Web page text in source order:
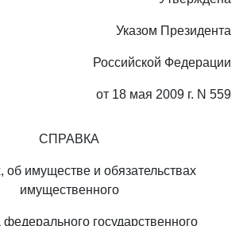
Указом Президента
Российской Федерации
от 18 мая 2009 г. N 559
СПРАВКА
об имуществе и обязательствах
имущественного
федерального государственного